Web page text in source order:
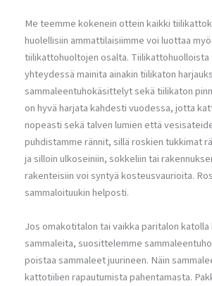
Me teemme kokenein ottein kaikki
huolellisiin ammattilaisiimme voi luottaa
tiilikattohuoltojen osalta. Tiilikattohuolloista
yhteydessä mainita ainakin tiilikaton
sammaleentuhokäsittelyt sekä tiilikaton
on hyvä harjata kahdesti vuodessa, jotta
nopeasti sekä talven lumien että
puhdistamme rännit, sillä roskien tukkimat
ja silloin ulkoseiniin, sokkeliin tai
rakenteisiin voi syntyä kosteusvaurioita.
sammaloituukin helposti.
Jos omakotitalon tai vaikka paritalon katolla
sammaleita, suosittelemme
poistaa sammaleet juurineen. Näin
kattotiilien rapautumista pahentamasta.